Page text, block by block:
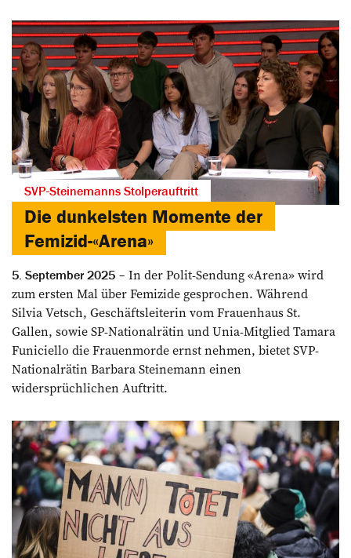
SVP-Steinemanns Stolperauftritt
Die dunkelsten Momente der
Femizid-«Arena»
5. September 2025
In der Polit-Sendung «Arena» wird
zum ersten Mal über Femizide gesprochen. Während
Silvia Vetsch, Geschäftsleiterin vom Frauenhaus St.
Gallen, sowie SP-Nationalrätin und Unia-Mitglied Tamara
Funiciello die Frauenmorde ernst nehmen, bietet SVP-
Nationalrätin Barbara Steinemann einen
widersprüchlichen Auftritt.